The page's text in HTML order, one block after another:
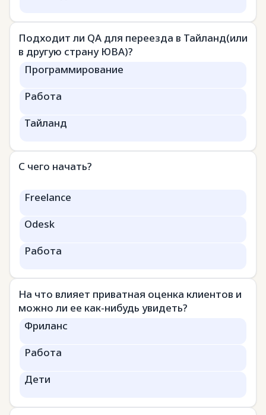
Подходит ли QA для переезда в Тайланд(или
в другую страну ЮВА)?
Программирование
Работа
Тайланд
С чего начать?
Freelance
Odesk
Работа
На что влияет приватная оценка клиентов и
можно ли ее как-нибудь увидеть?
Фриланс
Работа
Дети